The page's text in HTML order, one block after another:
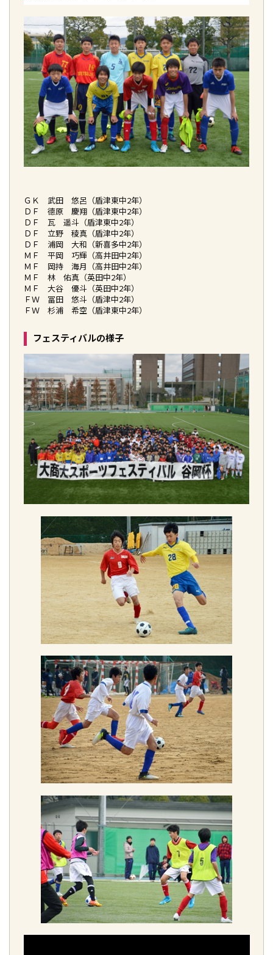
ＧＫ 武田 悠呂（盾津東中2年）
ＤＦ 德原 慶翔（盾津東中2年）
ＤＦ 瓦 遥斗（盾津東中2年）
ＤＦ 立野 稜真（盾津中2年）
ＤＦ 浦岡 大和（新喜多中2年）
ＭＦ 平岡 巧輝（高井田中2年）
ＭＦ 岡持 海月（高井田中2年）
ＭＦ 林 佑真（英田中2年）
ＭＦ 大谷 優斗（英田中2年）
ＦＷ 冨田 悠斗（盾津中2年）
ＦＷ 杉浦 希空（盾津東中2年）
フェスティバルの様子